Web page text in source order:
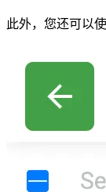
此外，您还可以